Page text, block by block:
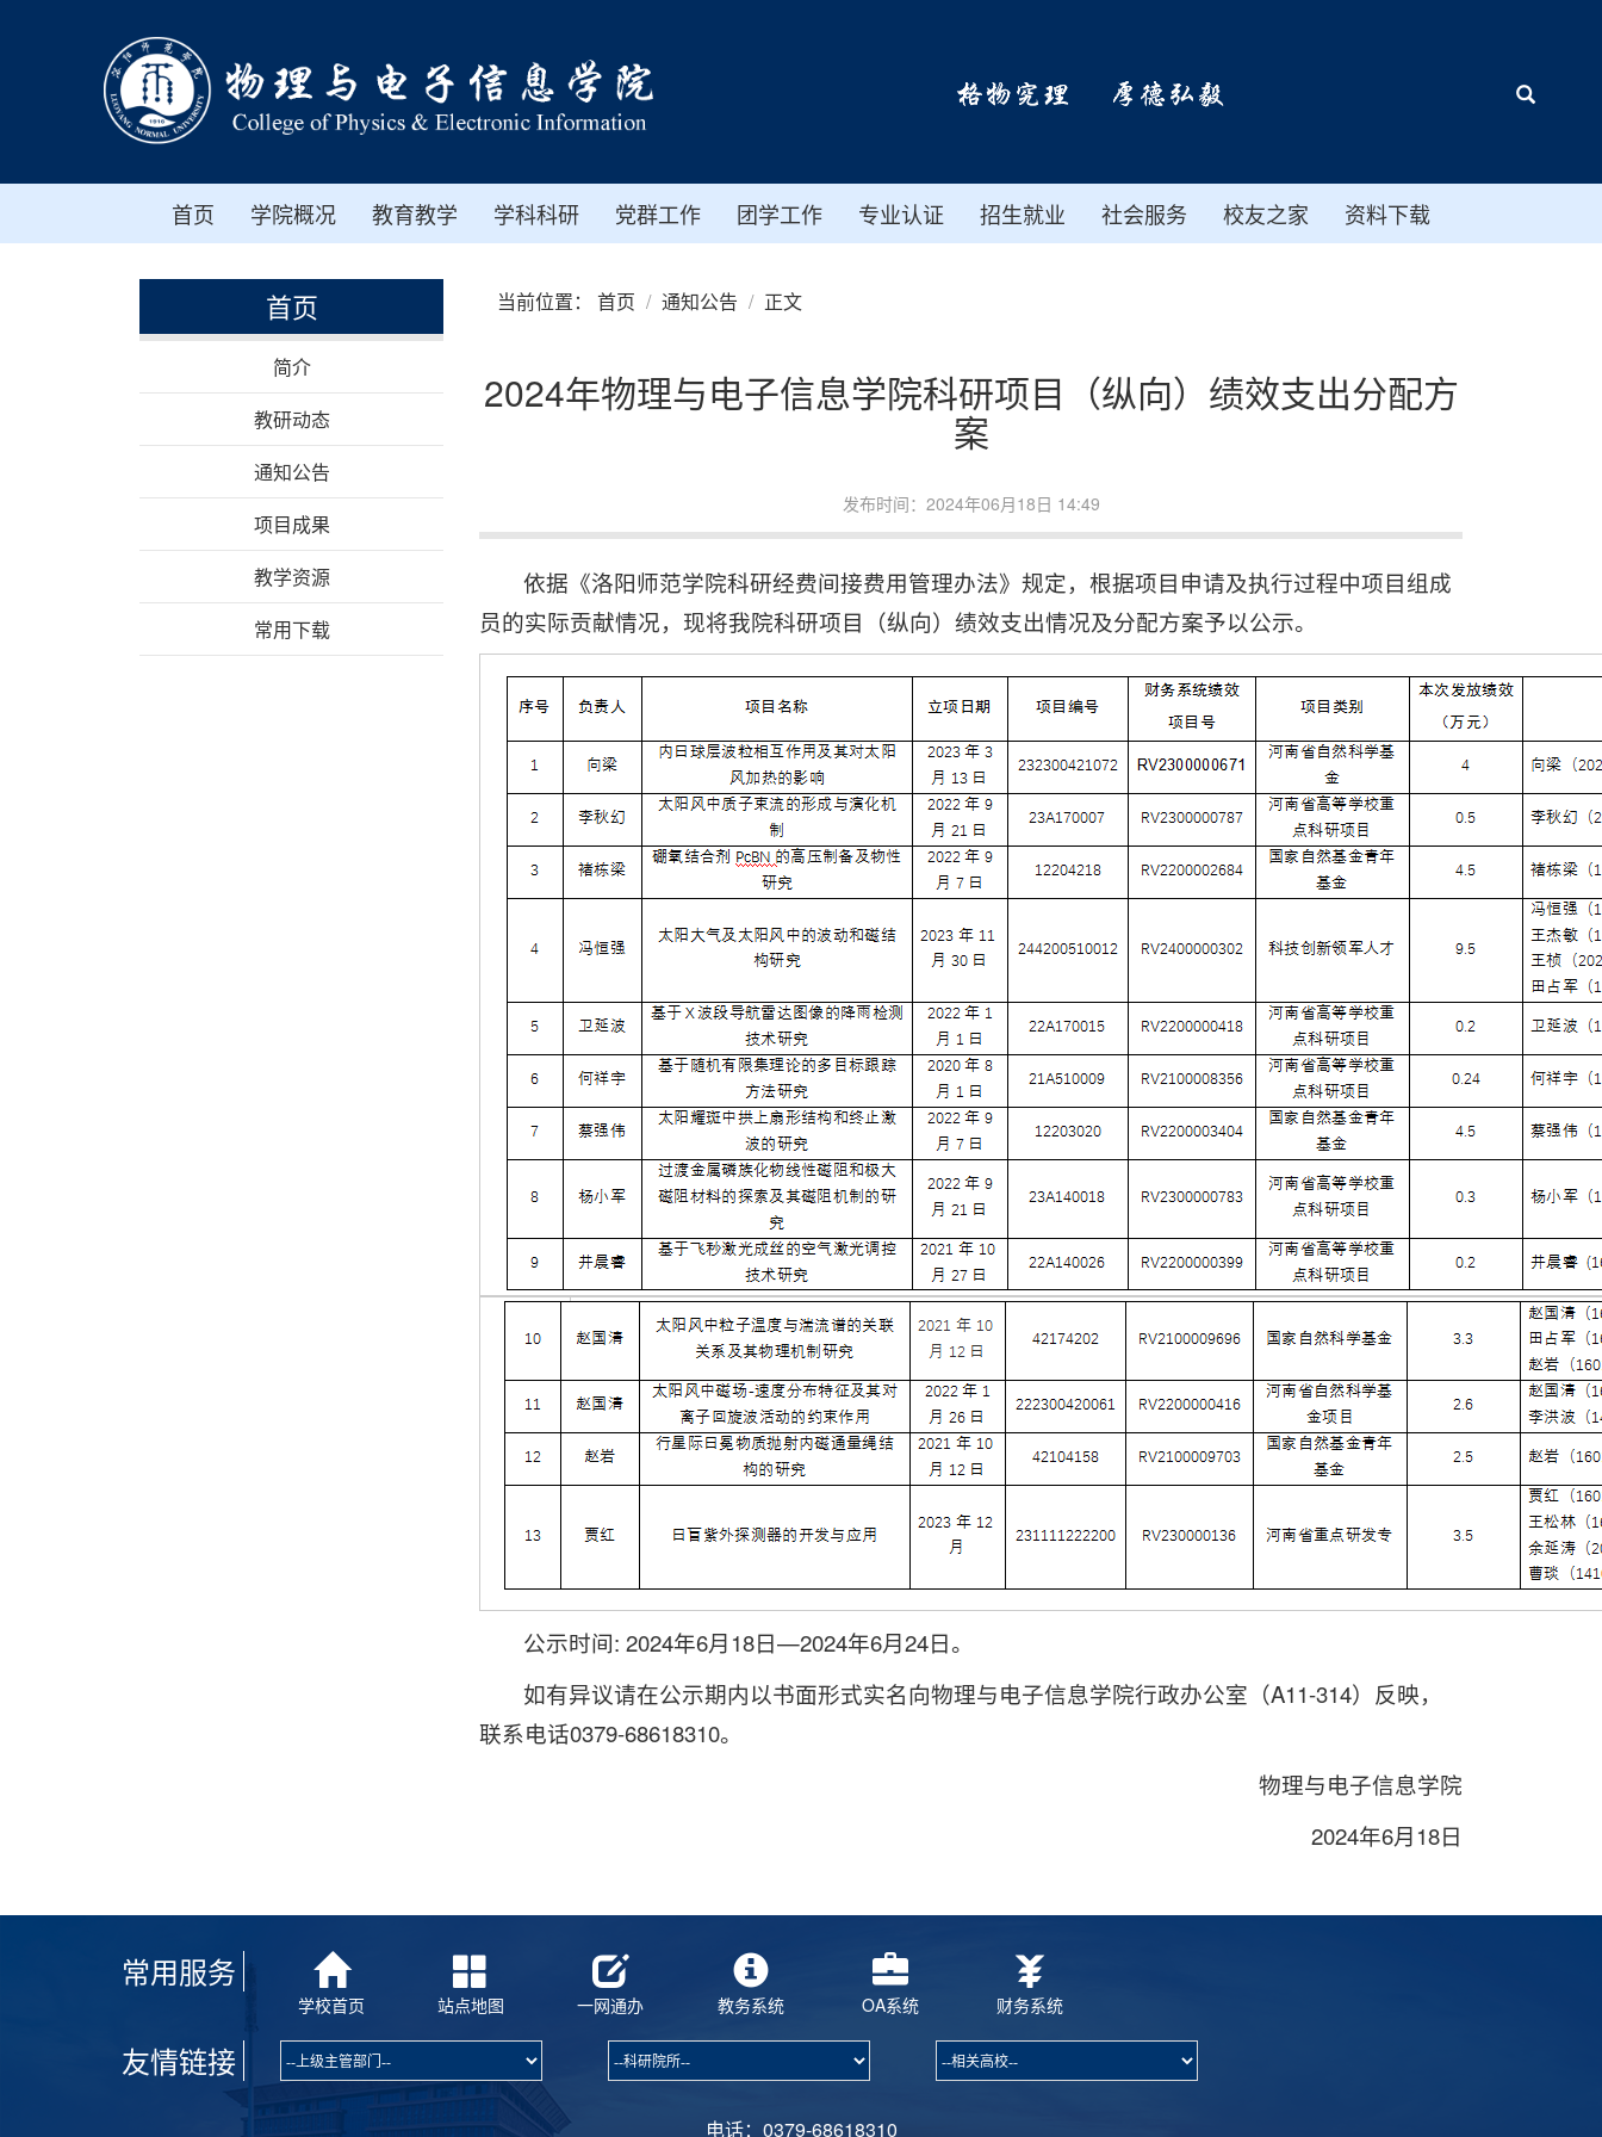
首页 学院概况 教育教学 学科科研 党群工作 团学工作 专业认证 招生就业 社会服务 校友之家 资料下载
首页
简介
教研动态
通知公告
项目成果
教学资源
常用下载
当前位置： 首页 通知公告 正文
2024年物理与电子信息学院科研项目（纵向）绩效支出分配方
案
发布时间：2024年06月18日 14:49
依据《洛阳师范学院科研经费间接费用管理办法》规定，根据项目申请及执行过程中项目组成
员的实际贡献情况，现将我院科研项目（纵向）绩效支出情况及分配方案予以公示。
公示时间: 2024年6月18日—2024年6月24日。
如有异议请在公示期内以书面形式实名向物理与电子信息学院行政办公室（A11-314）反映，
联系电话0379-68618310。
物理与电子信息学院
2024年6月18日
常用服务
学校首页 站点地图 一网通办 教务系统 OA系统 财务系统
友情链接
电话：0379-68618310